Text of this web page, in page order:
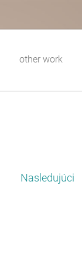
other work
Nasledujúci